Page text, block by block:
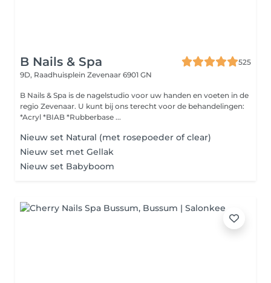
B Nails & Spa
525
9D, Raadhuisplein Zevenaar 6901 GN
B Nails & Spa is de nagelstudio voor uw handen en voeten in de
regio Zevenaar. U kunt bij ons terecht voor de behandelingen:
*Acryl *BIAB *Rubberbase ...
Nieuw set Natural (met rosepoeder of clear)
Nieuw set met Gellak
Nieuw set Babyboom